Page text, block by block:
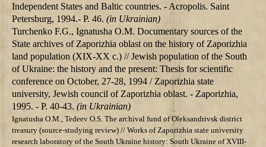
Independent States and Baltic countries. - Acropolis. Saint
Petersburg, 1994.- P. 46. (in Ukrainian)
Turchenko F.G., Ignatusha О.М. Documentary sources of the
State archives of Zaporizhia oblast on the history of Zaporizhia
land population (XIX-XX c.) // Jewish population of the South
of Ukraine: the history and the present: Thesis for scientific
conference on October, 27-28, 1994 / Zaporizhia state
university, Jewish council of Zaporizhia oblast. - Zaporizhia,
1995. - P. 40-43. (in Ukrainian)
Ignatusha О.M., Tedeev О.S. The archival fund of Oleksandrivsk district
treasury (source-studying review) // Works of Zaporizhia state university
research laboratory of the South Ukraine history: South Ukraine of ХVIII-